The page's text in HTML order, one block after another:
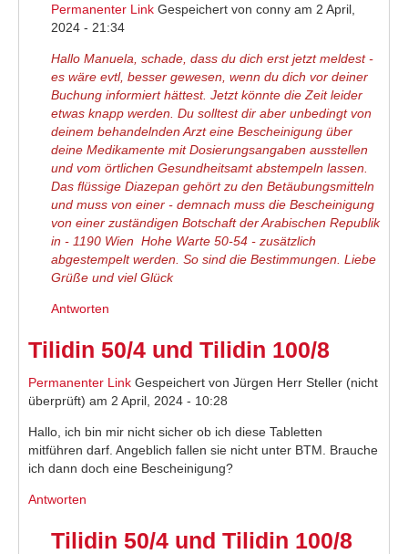
Permanenter Link Gespeichert von conny am 2 April,
2024 - 21:34
Hallo Manuela, schade, dass du dich erst jetzt meldest -
es wäre evtl, besser gewesen, wenn du dich vor deiner
Buchung informiert hättest. Jetzt könnte die Zeit leider
etwas knapp werden. Du solltest dir aber unbedingt von
deinem behandelnden Arzt eine Bescheinigung über
deine Medikamente mit Dosierungsangaben ausstellen
und vom örtlichen Gesundheitsamt abstempeln lassen.
Das flüssige Diazepan gehört zu den Betäubungsmitteln
und muss von einer - demnach muss die Bescheinigung
von einer zuständigen Botschaft der Arabischen Republik
in - 1190 Wien Hohe Warte 50-54 - zusätzlich
abgestempelt werden. So sind die Bestimmungen. Liebe
Grüße und viel Glück
Antworten
Tilidin 50/4 und Tilidin 100/8
Permanenter Link Gespeichert von Jürgen Herr Steller (nicht
überprüft) am 2 April, 2024 - 10:28
Hallo, ich bin mir nicht sicher ob ich diese Tabletten
mitführen darf. Angeblich fallen sie nicht unter BTM. Brauche
ich dann doch eine Bescheinigung?
Antworten
Tilidin 50/4 und Tilidin 100/8